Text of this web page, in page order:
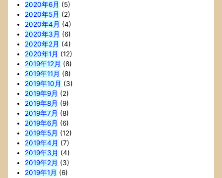
2020年6月 (5)
2020年5月 (2)
2020年4月 (4)
2020年3月 (6)
2020年2月 (4)
2020年1月 (12)
2019年12月 (8)
2019年11月 (8)
2019年10月 (3)
2019年9月 (2)
2019年8月 (9)
2019年7月 (8)
2019年6月 (6)
2019年5月 (12)
2019年4月 (7)
2019年3月 (4)
2019年2月 (3)
2019年1月 (6)